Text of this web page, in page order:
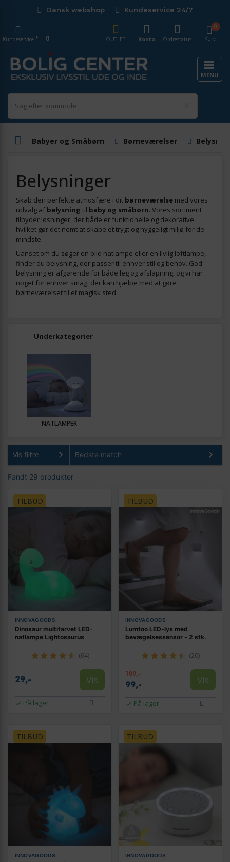
Dansk webshop Kundeservice 24/7
Kurv
0
OUTLET
Konto Ordrestatus
Kundeservice 0
MENU
Babyer og Småbørn Børneværelser
Belysninger
Skab den perfekte atmosfære i dit børneværelse med vores
udvalg af belysning til baby og småbørn. Vores sortiment
tilbyder løsninger, der både er funktionelle og dekorative,
hvilket gør det nemt at skabe et trygt og hyggeligt miljø for de
mindste.
Uanset om du søger en blid natlampe eller en livlig loftlampe,
finder du belysning, der passer til enhver stil og behov. God
belysning er afgørende for både leg og afslapning, og vi har
noget for enhver smag, der kan hjælpe med at gøre
børneværelset til et magisk sted.
Underkategorier
NATLAMPER
Vis filtre
Fandt 29 produkter
TILBUD
INNOVAGOODS
Dinosaur multifarvet LED-
natlampe Lightosaurus
(64)
29,- Vis
På lager
TILBUD
INNOVAGOODS
Lumtoo LED-lys med
bevægelsessensor - 2 stk.
(20)
109,-
99,- Vis
På lager
TILBUD
INNOVAGOODS
TILBUD
INNOVAGOODS